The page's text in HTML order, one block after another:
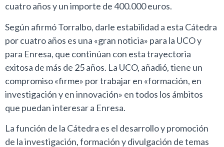
cuatro años y un importe de 400.000 euros.
Según afirmó Torralbo, darle estabilidad a esta Cátedra
por cuatro años es una «gran noticia» para la UCO y
para Enresa, que continúan con esta trayectoria
exitosa de más de 25 años. La UCO, añadió, tiene un
compromiso «firme» por trabajar en «formación, en
investigación y en innovación» en todos los ámbitos
que puedan interesar a Enresa.
La función de la Cátedra es el desarrollo y promoción
de la investigación, formación y divulgación de temas